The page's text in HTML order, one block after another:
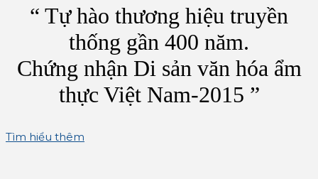
“ Tự hào thương hiệu truyền
thống gần 400 năm.
Chứng nhận Di sản văn hóa ẩm
thực Việt Nam-2015 ”
Tìm hiểu thêm